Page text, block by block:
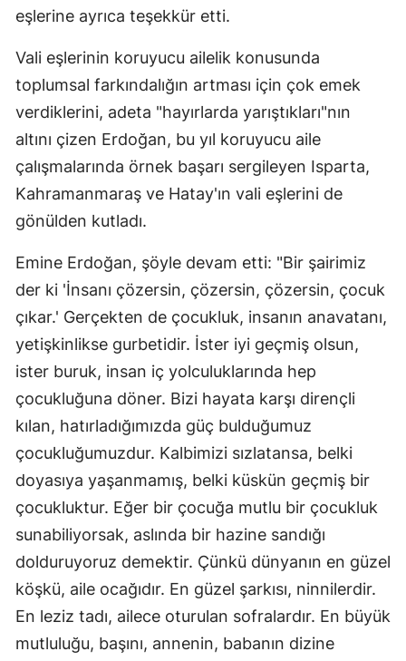
eşlerine ayrıca teşekkür etti.
Vali eşlerinin koruyucu ailelik konusunda
toplumsal farkındalığın artması için çok emek
verdiklerini, adeta "hayırlarda yarıştıkları"nın
altını çizen Erdoğan, bu yıl koruyucu aile
çalışmalarında örnek başarı sergileyen Isparta,
Kahramanmaraş ve Hatay'ın vali eşlerini de
gönülden kutladı.
Emine Erdoğan, şöyle devam etti: "Bir şairimiz
der ki 'İnsanı çözersin, çözersin, çözersin, çocuk
çıkar.' Gerçekten de çocukluk, insanın anavatanı,
yetişkinlikse gurbetidir. İster iyi geçmiş olsun,
ister buruk, insan iç yolculuklarında hep
çocukluğuna döner. Bizi hayata karşı dirençli
kılan, hatırladığımızda güç bulduğumuz
çocukluğumuzdur. Kalbimizi sızlatansa, belki
doyasıya yaşanmamış, belki küskün geçmiş bir
çocukluktur. Eğer bir çocuğa mutlu bir çocukluk
sunabiliyorsak, aslında bir hazine sandığı
dolduruyoruz demektir. Çünkü dünyanın en güzel
köşkü, aile ocağıdır. En güzel şarkısı, ninnilerdir.
En leziz tadı, ailece oturulan sofralardır. En büyük
mutluluğu, başını, annenin, babanın dizine